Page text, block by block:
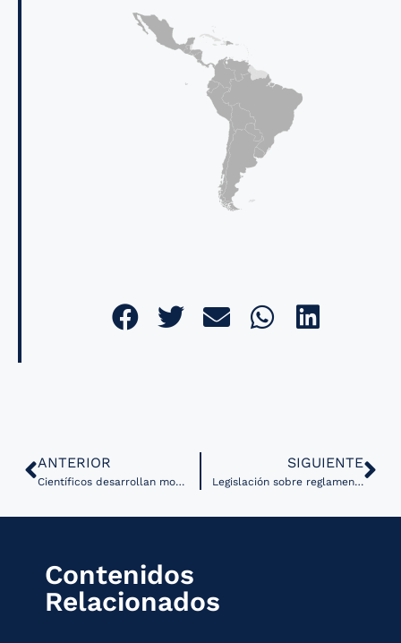
ANTERIOR
Científicos desarrollan modelo de IA para detectar defectos de nacimiento en imágenes de ecografías￼
SIGUIENTE
Legislación sobre reglamentación de telemedicina avanza en Chile
Contenidos
Relacionados